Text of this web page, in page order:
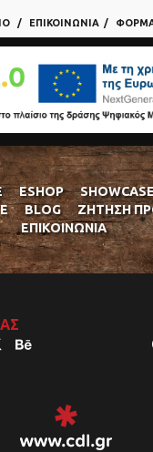
ΕΠΙΚΟΙΝΩΝΊΑ ΦΌΡΜΑ
ESHOP SHOWCASE
BLOG
ΖΉΤΗΣΗ
ΕΠΙΚΟΙΝΩΝΊΑ